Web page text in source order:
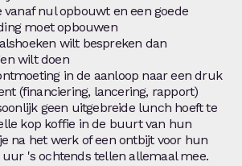
vanaf nul opbouwt en een goede
moet opbouwen
wilt bespreken dan
wilt doen
in de aanloop naar een druk
(financiering, lancering, rapport)
geen uitgebreide lunch hoeft te
kop koffie in de buurt van hun
na het werk of een ontbijt voor hun
uur 's ochtends tellen allemaal mee.